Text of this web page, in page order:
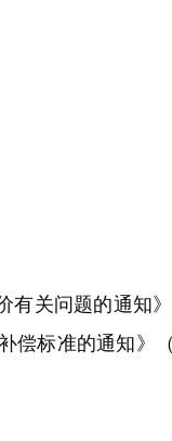
关问题的通知》
偿标准的通知》